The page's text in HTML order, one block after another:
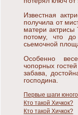
Известная
получила от
матери
потому, что
сьемочной
Особенно
чопорных
забава,
господина.
Первые шаги
Кто такой Хичкок?
Кто такой Хичкок?